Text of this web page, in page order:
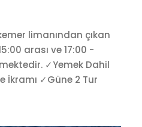
limanından çıkan
arası ve 17:00 -
✓Yemek Dahil
İkramı ✓Güne 2 Tur